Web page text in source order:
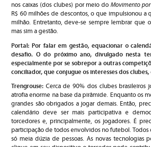
nos caixas (dos clubes) por meio doMovimento
R$ 60 milhões de descontos, o que impulsionou
milhão. Entretanto, deve-se sempre lembrar
mas sim a gestão.
Portal: Por falar em gestão, equacionar o
desafio. O do próximo ano, divulgado nesta
especialmente por se sobrepor a outras
conciliador, que conjugue os interesses dos
Trengrouse: Cerca de 90% dos clubes brasileiros
atrofia enorme na base da pirâmide. Enquanto os
grandes são obrigados a jogar demais. Então,
calendário deve ser mais participativa e
torcedores e, principalmente, os jogadores. É
participação de todos envolvidos no futebol.
só meia dúzia de pessoas. As novas tecnologias